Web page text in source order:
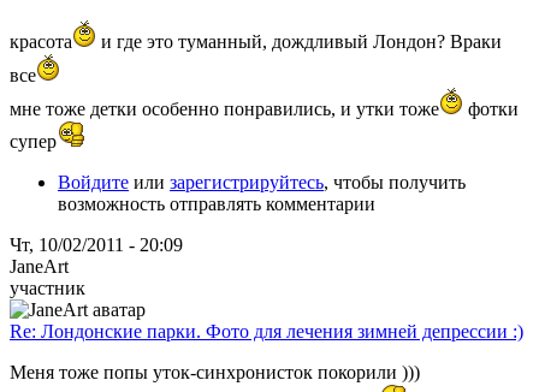
красота
и где это туманный, дождливый Лондон? Враки
все
мне тоже детки особенно понравились, и утки тоже
фотки
супер
Войдите или зарегистрируйтесь, чтобы получить
возможность отправлять комментарии
Чт, 10/02/2011 - 20:09
JaneArt
участник
Re: Лондонские парки. Фото для лечения зимней депрессии :)
Меня тоже попы уток-синхронисток покорили )))